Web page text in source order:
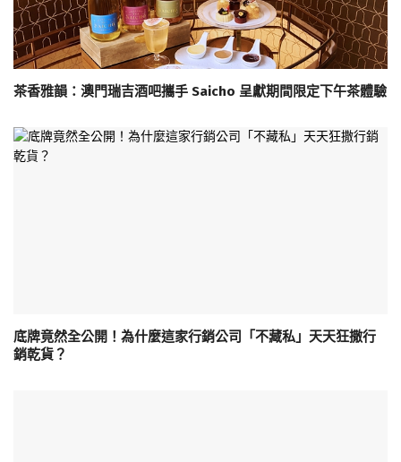
茶香雅韻：澳門瑞吉酒吧攜手 Saicho 呈獻期間限定下午茶體驗
底牌竟然全公開！為什麼這家行銷公司「不藏私」天天狂撒行
銷乾貨？